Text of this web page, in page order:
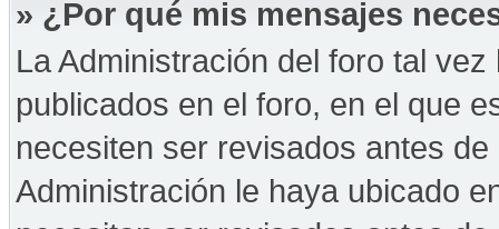
» ¿Por qué mis mensajes
La Administración del foro tal
publicados en el foro, en el que
necesiten ser revisados antes
Administración le haya ubicado